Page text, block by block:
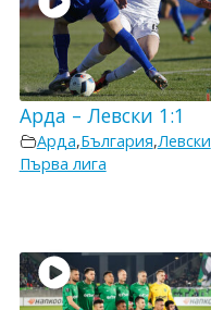
Арда – Левски 1:1
Арда,България,Левски
Първа лига